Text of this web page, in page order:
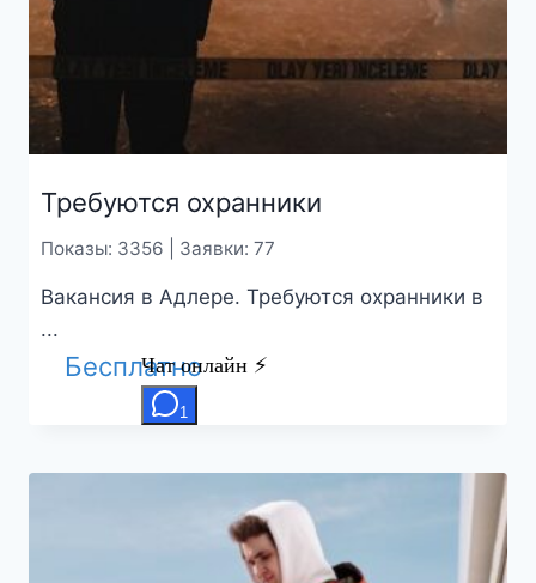
Требуются охранники
Показы: 3356 | Заявки: 77
Вакансия в Адлере. Требуются охранники в
...
Бесплатно